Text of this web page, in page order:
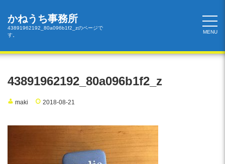
かねうち事務所
43891962192_80a096b1f2_zのページで
す。
MENU
43891962192_80a096b1f2_z
maki 2018-08-21